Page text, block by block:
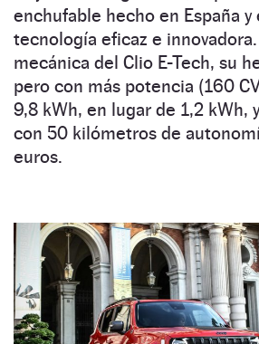
enchufable hecho en España y
tecnología eficaz e
mecánica del Clio E-Tech, su
pero con más potencia (160
9,8 kWh, en lugar de 1,2 kWh,
con 50 kilómetros de
euros.